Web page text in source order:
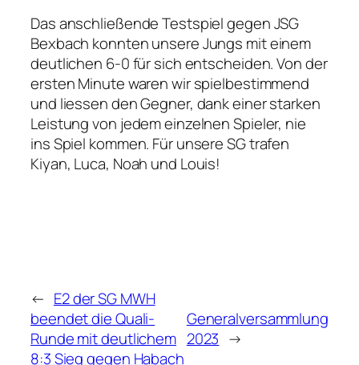
Das anschließende Testspiel gegen JSG
Bexbach konnten unsere Jungs mit einem
deutlichen 6-0 für sich entscheiden. Von der
ersten Minute waren wir spielbestimmend
und liessen den Gegner, dank einer starken
Leistung von jedem einzelnen Spieler, nie
ins Spiel kommen. Für unsere SG trafen
Kiyan, Luca, Noah und Louis!
← E2 der SG MWH
beendet die Quali-
Runde mit deutlichem
8:3 Sieg gegen Habach
Generalversammlung
2023 →